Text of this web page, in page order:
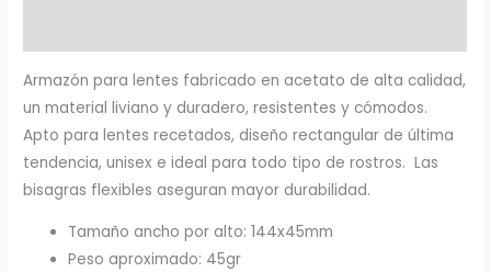
Armazón para lentes fabricado en acetato de alta calidad,
un material liviano y duradero, resistentes y cómodos.
Apto para lentes recetados, diseño rectangular de última
tendencia, unisex e ideal para todo tipo de rostros. Las
bisagras flexibles aseguran mayor durabilidad.
Tamaño ancho por alto: 144x45mm
Peso aproximado: 45gr